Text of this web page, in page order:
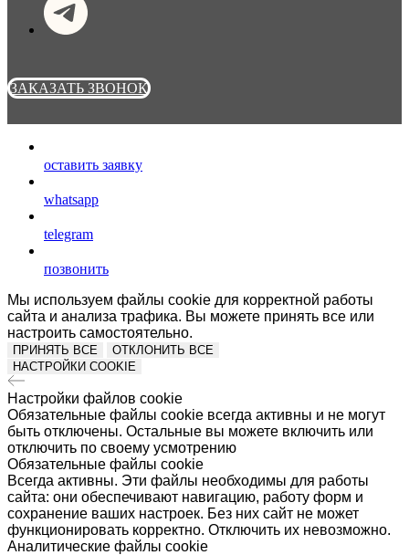
ЗАКАЗАТЬ ЗВОНОК
оставить заявку
whatsapp
telegram
позвонить
Мы используем файлы cookie для корректной работы
сайта и анализа трафика. Вы можете принять все или
настроить самостоятельно.
ПРИНЯТЬ ВСЕ
ОТКЛОНИТЬ ВСЕ
НАСТРОЙКИ COOKIE
Настройки файлов cookie
Обязательные файлы cookie всегда активны и не могут
быть отключены. Остальные вы можете включить или
отключить по своему усмотрению
Обязательные файлы cookie
Всегда активны. Эти файлы необходимы для работы
сайта: они обеспечивают навигацию, работу форм и
сохранение ваших настроек. Без них сайт не может
функционировать корректно. Отключить их невозможно.
Аналитические файлы cookie